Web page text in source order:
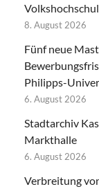
8. August 2026
Fünf neue
Philipps-
6. August 2026
Stadtarchiv
Markthalle
6. August 2026
Verbreitung